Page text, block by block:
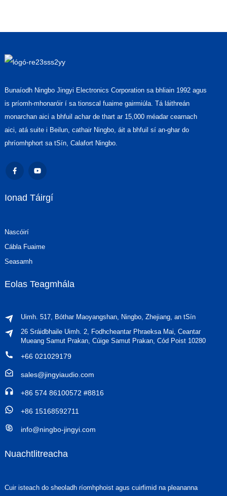
Bunaíodh Ningbo Jingyi Electronics Corporation sa bhliain 1992 agus
is príomh-mhonaróir í sa tionscal fuaime gairmiúla. Tá láithreán
monarchan aici a bhfuil achar de thart ar 15,000 méadar cearnach
aici, atá suite i Beilun, cathair Ningbo, áit a bhfuil sí an-ghar do
phríomhphort sa tSín, Calafort Ningbo.
Ionad Táirgí
Nascóirí
Cábla Fuaime
Seasamh
Eolas Teagmhála
Uimh. 517, Bóthar Maoyangshan, Ningbo, Zhejiang, an tSín
26 Sráidbhaile Uimh. 2, Fodhcheantar Phraeksa Mai, Ceantar
Mueang Samut Prakan, Cúige Samut Prakan, Cód Poist 10280
+66 021029179
sales@jingyiaudio.com
+86 574 86100572 #8816
+86 15168592711
info@ningbo-jingyi.com
Nuachtlitreacha
Cuir isteach do sheoladh ríomhphoist agus cuirfimid na pleananna